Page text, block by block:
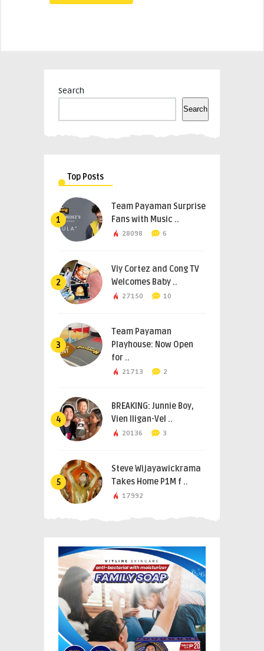
Search
Search
Top Posts
1
Team Payaman Surprise
Fans with Music ..
28098 6
2
Viy Cortez and Cong TV
Welcomes Baby ..
27150 10
3
Team Payaman
Playhouse: Now Open
for ..
21713 2
4
BREAKING: Junnie Boy,
Vien Iligan-Vel ..
20136 3
5
Steve Wijayawickrama
Takes Home P1M f ..
17992